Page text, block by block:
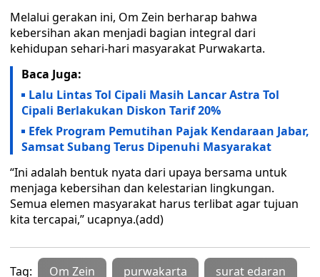
Melalui gerakan ini, Om Zein berharap bahwa
kebersihan akan menjadi bagian integral dari
kehidupan sehari-hari masyarakat Purwakarta.
Baca Juga:
Lalu Lintas Tol Cipali Masih Lancar Astra Tol
Cipali Berlakukan Diskon Tarif 20%
Efek Program Pemutihan Pajak Kendaraan Jabar,
Samsat Subang Terus Dipenuhi Masyarakat
“Ini adalah bentuk nyata dari upaya bersama untuk
menjaga kebersihan dan kelestarian lingkungan.
Semua elemen masyarakat harus terlibat agar tujuan
kita tercapai,” ucapnya.(add)
Tag: Om Zein purwakarta surat edaran